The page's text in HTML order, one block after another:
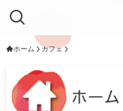
ホーム カフェ